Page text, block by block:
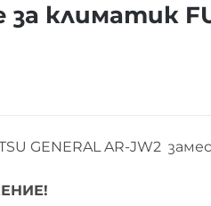
климатик
GENERAL AR-JW2